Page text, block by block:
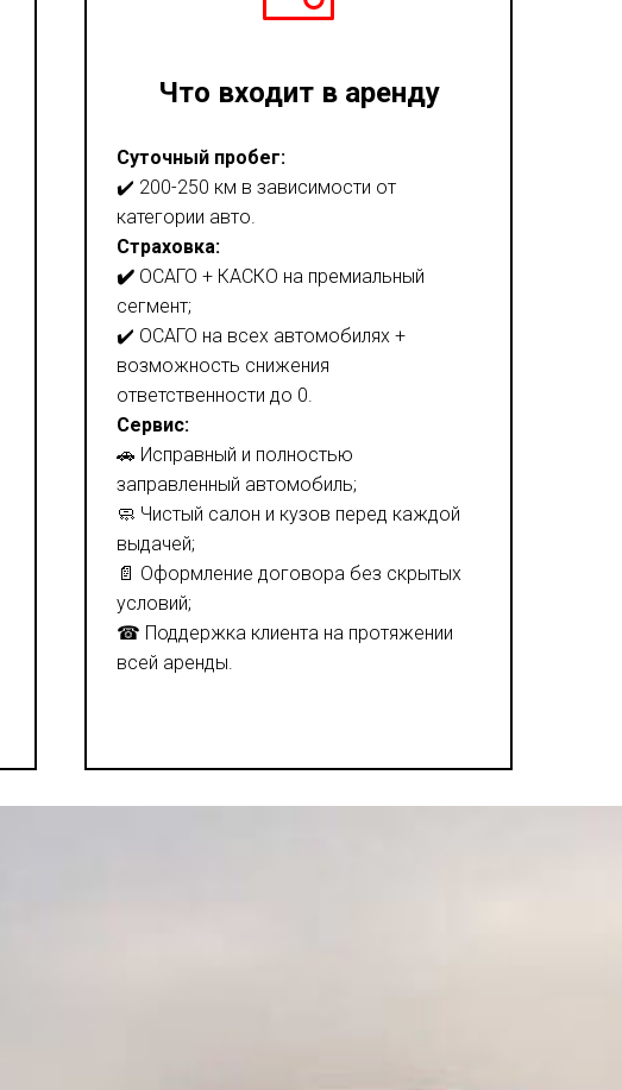
Что входит в аренду
Суточный пробег:
✔️ 200-250 км в зависимости от
категории авто.
Страховка:
✔️ ОСАГО + КАСКО на премиальный
сегмент;
✔️ ОСАГО на всех автомобилях +
возможность снижения
ответственности до 0.
Сервис:
🚗 Исправный и полностью
заправленный автомобиль;
🧼 Чистый салон и кузов перед каждой
выдачей;
📄 Оформление договора без скрытых
условий;
☎ Поддержка клиента на протяжении
всей аренды.